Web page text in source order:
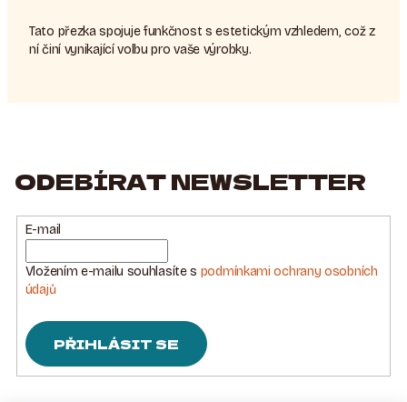
Tato přezka spojuje funkčnost s estetickým vzhledem, což z
ní činí vynikající volbu pro vaše výrobky.
ODEBÍRAT NEWSLETTER
E-mail
Vložením e-mailu souhlasíte s podmínkami ochrany osobních
údajů
PŘIHLÁSIT SE